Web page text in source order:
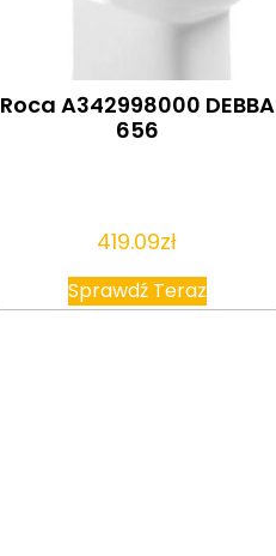
Roca A342998000 DEBBA
656
419.09zł
Sprawdź Teraz